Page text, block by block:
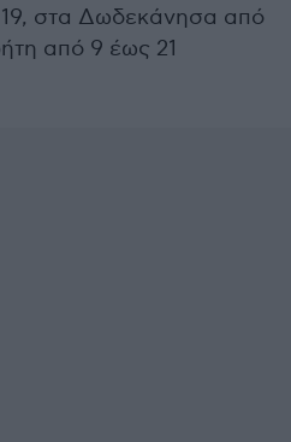
στα Δωδεκάνησα από
από 9 έως 21